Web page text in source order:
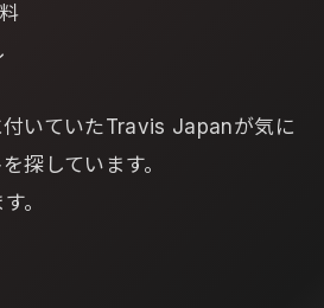
付いていたTravis Japanが気に
探しています。
。